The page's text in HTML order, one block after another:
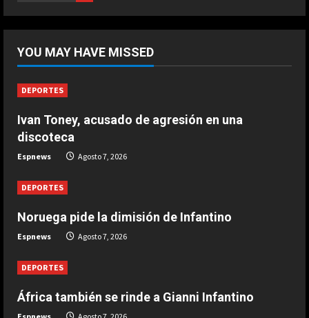
DEPORTES
una discoteca
DEPORTES
Victoria de Chicago Fire: así fue el
partido de Lewandowski
YOU MAY HAVE MISSED
DEPORTES
Ivan Toney, acusado de agresión en una
discoteca
Espnews Agosto 7, 2026
DEPORTES
Noruega pide la dimisión de Infantino
Espnews Agosto 7, 2026
DEPORTES
África también se rinde a Gianni Infantino